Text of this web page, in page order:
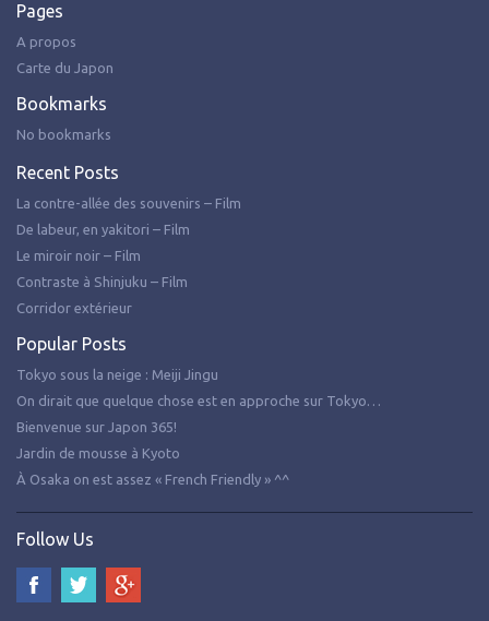
Pages
A propos
Carte du Japon
Bookmarks
No bookmarks
Recent Posts
La contre-allée des souvenirs – Film
De labeur, en yakitori – Film
Le miroir noir – Film
Contraste à Shinjuku – Film
Corridor extérieur
Popular Posts
Tokyo sous la neige : Meiji Jingu
On dirait que quelque chose est en approche sur Tokyo…
Bienvenue sur Japon 365!
Jardin de mousse à Kyoto
À Osaka on est assez « French Friendly » ^^
Follow Us